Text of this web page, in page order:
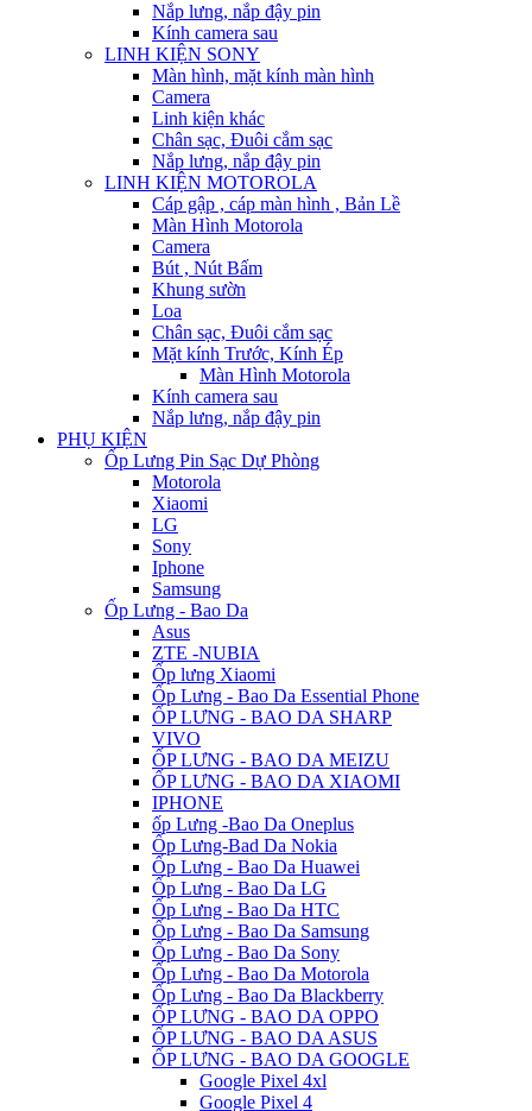
Nắp lưng, nắp đậy pin
Kính camera sau
LINH KIỆN SONY
Màn hình, mặt kính màn hình
Camera
Linh kiện khác
Chân sạc, Đuôi cắm sạc
Nắp lưng, nắp đậy pin
LINH KIỆN MOTOROLA
Cáp gập , cáp màn hình , Bản Lề
Màn Hình Motorola
Camera
Bút , Nút Bấm
Khung sườn
Loa
Chân sạc, Đuôi cắm sạc
Mặt kính Trước, Kính Ép
Màn Hình Motorola
Kính camera sau
Nắp lưng, nắp đậy pin
PHỤ KIỆN
Ốp Lưng Pin Sạc Dự Phòng
Motorola
Xiaomi
LG
Sony
Iphone
Samsung
Ốp Lưng - Bao Da
Asus
ZTE -NUBIA
Ốp lưng Xiaomi
Ốp Lưng - Bao Da Essential Phone
ỐP LƯNG - BAO DA SHARP
VIVO
ỐP LƯNG - BAO DA MEIZU
ỐP LƯNG - BAO DA XIAOMI
IPHONE
ốp Lưng -Bao Da Oneplus
Ốp Lưng-Bad Da Nokia
Ốp Lưng - Bao Da Huawei
Ốp Lưng - Bao Da LG
Ốp Lưng - Bao Da HTC
Ốp Lưng - Bao Da Samsung
Ốp Lưng - Bao Da Sony
Ốp Lưng - Bao Da Motorola
Ốp Lưng - Bao Da Blackberry
ỐP LƯNG - BAO DA OPPO
ỐP LƯNG - BAO DA ASUS
ỐP LƯNG - BAO DA GOOGLE
Google Pixel 4xl
Google Pixel 4